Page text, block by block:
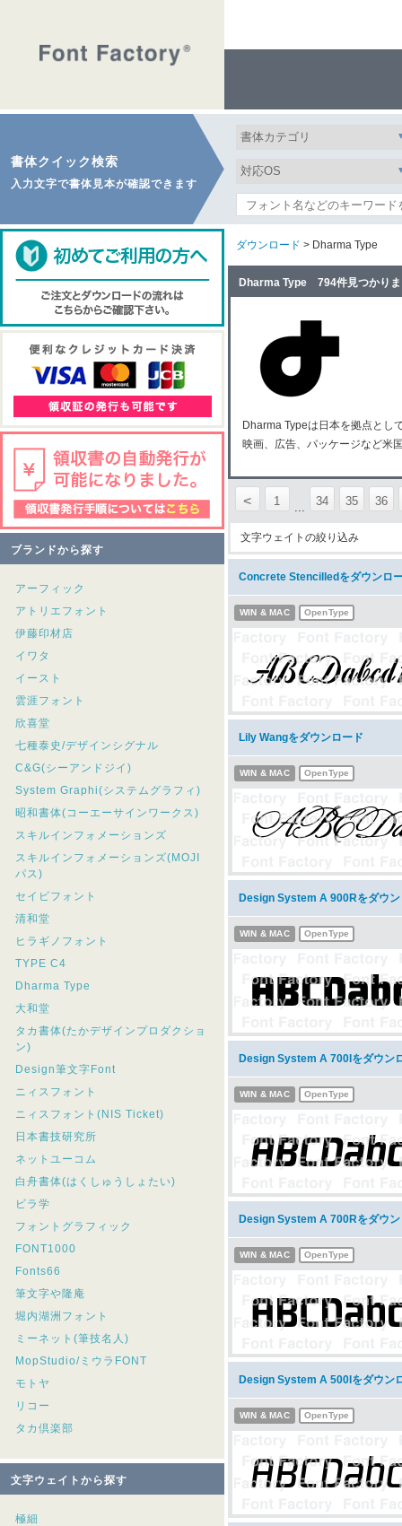
書体クイック検索
入力文字で書体見本が確認できます
ブランドから探す
アーフィック
アトリエフォント
伊藤印材店
イワタ
イースト
雲涯フォント
欣喜堂
七種泰史/デザインシグナル
C&G(シーアンドジイ)
System Graphi(システムグラフィ)
昭和書体(コーエーサインワークス)
スキルインフォメーションズ
スキルインフォメーションズ(MOJI
パス)
セイビフォント
清和堂
ヒラギノフォント
TYPE C4
Dharma Type
大和堂
タカ書体(たかデザインプロダクショ
ン)
Design筆文字Font
ニィスフォント
ニィスフォント(NIS Ticket)
日本書技研究所
ネットユーコム
白舟書体(はくしゅうしょたい)
ビラ学
フォントグラフィック
FONT1000
Fonts66
筆文字や隆庵
堀内湖洲フォント
ミーネット(筆技名人)
MopStudio/ミウラFONT
モトヤ
リコー
タカ倶楽部
文字ウェイトから探す
極細
ダウンロード > Dharma Type
Dharma Type 794件見つかり
Dharma Typeは日本を拠点とし
映画、広告、パッケージなど米
< 1 ... 34 35 36
文字ウェイトの絞り込み
Concrete Stencilledをダウンロ
WIN & MAC OpenType
Lily Wangをダウンロード
WIN & MAC OpenType
Design System A 900Rをダウン
WIN & MAC OpenType
Design System A 700Iをダウン
WIN & MAC OpenType
Design System A 700Rをダウン
WIN & MAC OpenType
Design System A 500Iをダウン
WIN & MAC OpenType